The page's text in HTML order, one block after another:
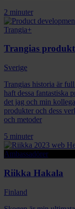
2 minuter
Trangia+
Trangias
Sverige
Trangias historia är
haft dessa fantastiska
det jag och min
produkter och dess
och metoder
5 minuter
Ambassadörer
Riikka Hakala
Finland